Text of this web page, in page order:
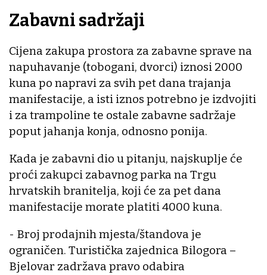
Zabavni sadržaji
Cijena zakupa prostora za zabavne sprave na
napuhavanje (tobogani, dvorci) iznosi 2000
kuna po napravi za svih pet dana trajanja
manifestacije, a isti iznos potrebno je izdvojiti
i za trampoline te ostale zabavne sadržaje
poput jahanja konja, odnosno ponija.
Kada je zabavni dio u pitanju, najskuplje će
proći zakupci zabavnog parka na Trgu
hrvatskih branitelja, koji će za pet dana
manifestacije morate platiti 4000 kuna.
- Broj prodajnih mjesta/štandova je
ograničen. Turistička zajednica Bilogora –
Bjelovar zadržava pravo odabira